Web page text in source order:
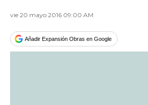
vie 20 mayo 2016 09:00 AM
Añadir Expansión Obras en Google